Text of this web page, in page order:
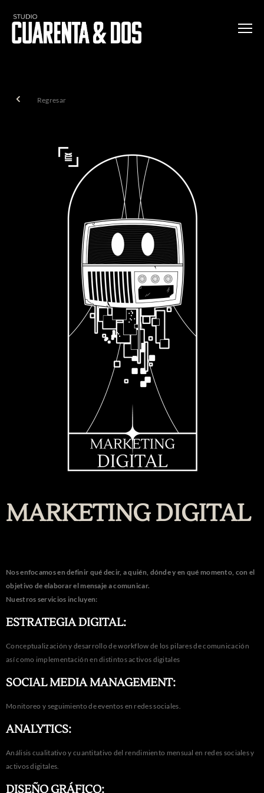
Regresar
MARKETING DIGITAL
Nos enfocamos en definir qué decir, a quién, dónde y en qué momento, con el
objetivo de elaborar el mensaje a comunicar.
Nuestros servicios incluyen:
ESTRATEGIA DIGITAL:
Conceptualización y desarrollo de workflow de los pilares de comunicación
así como implementación en distintos activos digitales
SOCIAL MEDIA MANAGEMENT:
Monitoreo y seguimiento de eventos en redes sociales.
ANALYTICS:
Análisis cualitativo y cuantitativo del rendimiento mensual en redes sociales y
activos digitales.
DISEÑO GRÁFICO: